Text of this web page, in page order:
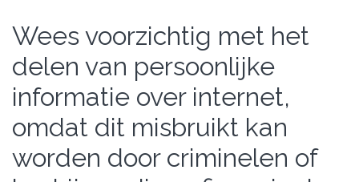
Wees voorzichtig met het
delen van persoonlijke
informatie over internet,
omdat dit misbruikt kan
worden door criminelen of